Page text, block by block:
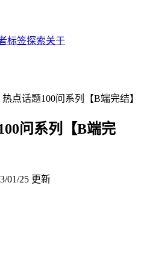
标签探索关于
点话题100问系列【B端完结】
问系列【B端完
01/25 更新